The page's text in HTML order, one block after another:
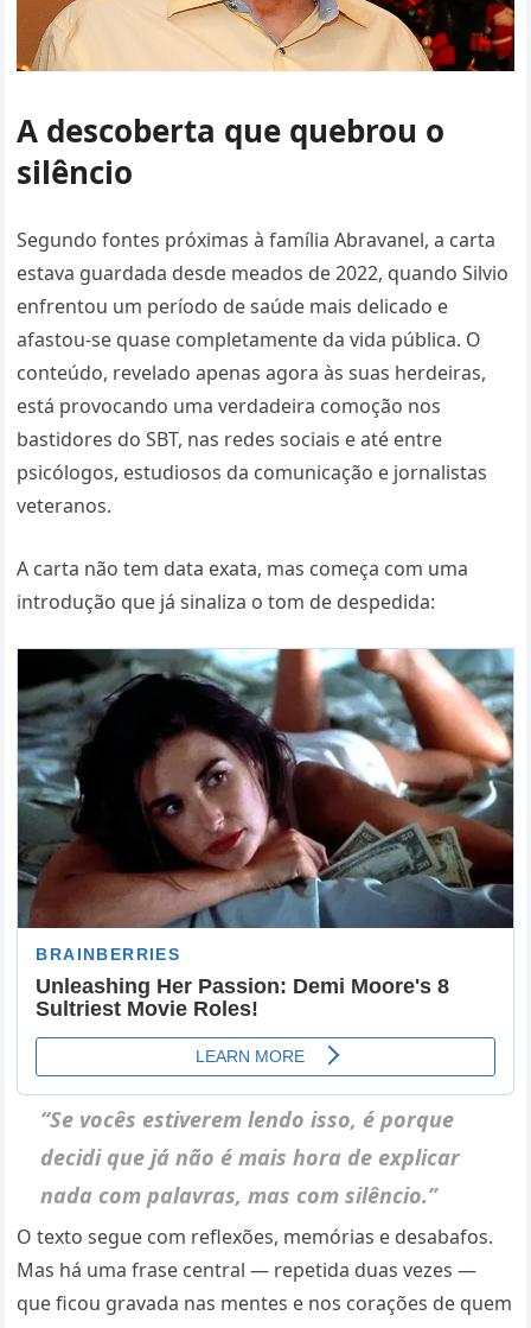
A descoberta que quebrou o
silêncio
Segundo fontes próximas à família Abravanel, a carta
estava guardada desde meados de 2022, quando Silvio
enfrentou um período de saúde mais delicado e
afastou-se quase completamente da vida pública. O
conteúdo, revelado apenas agora às suas herdeiras,
está provocando uma verdadeira comoção nos
bastidores do SBT, nas redes sociais e até entre
psicólogos, estudiosos da comunicação e jornalistas
veteranos.
A carta não tem data exata, mas começa com uma
introdução que já sinaliza o tom de despedida:
“Se vocês estiverem lendo isso, é porque
decidi que já não é mais hora de explicar
nada com palavras, mas com silêncio.”
O texto segue com reflexões, memórias e desabafos.
Mas há uma frase central — repetida duas vezes —
que ficou gravada nas mentes e nos corações de quem